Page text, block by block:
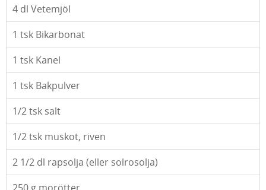
4 dl Vetemjöl
1 tsk Bikarbonat
1 tsk Kanel
1 tsk Bakpulver
1/2tsk salt
1/2tsk muskot, riven
2 1/2 dl rapsolja (eller solrosolja)